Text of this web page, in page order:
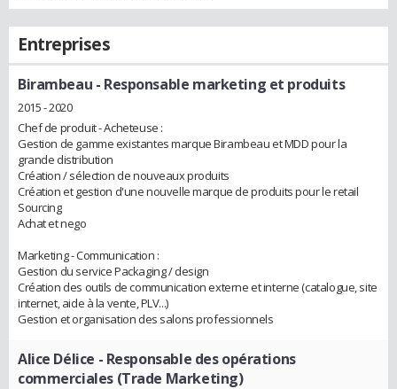
Entreprises
Birambeau - Responsable marketing et produits
2015 - 2020
Chef de produit - Acheteuse :
Gestion de gamme existantes marque Birambeau et MDD pour la
grande distribution
Création / sélection de nouveaux produits
Création et gestion d'une nouvelle marque de produits pour le retail
Sourcing
Achat et nego
Marketing - Communication :
Gestion du service Packaging / design
Création des outils de communication externe et interne (catalogue, site
internet, aide à la vente, PLV...)
Gestion et organisation des salons professionnels
Alice Délice - Responsable des opérations
commerciales (Trade Marketing)